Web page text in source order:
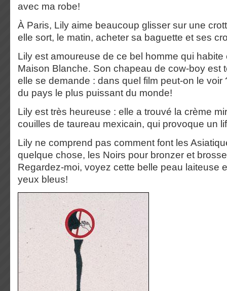
avec ma robe!
À Paris, Lily aime beaucoup glisser sur une
elle sort, le matin, acheter sa baguette et ses
Lily est amoureuse de ce bel homme qui habite
Maison Blanche. Son chapeau de cow-boy
elle se demande : dans quel film peut-on le voir
du pays le plus puissant du monde!
Lily est très heureuse : elle a trouvé la crème
couilles de taureau mexicain, qui provoque un
Lily ne comprend pas comment font les
quelque chose, les Noirs pour bronzer et
Regardez-moi, voyez cette belle peau laiteuse
yeux bleus!